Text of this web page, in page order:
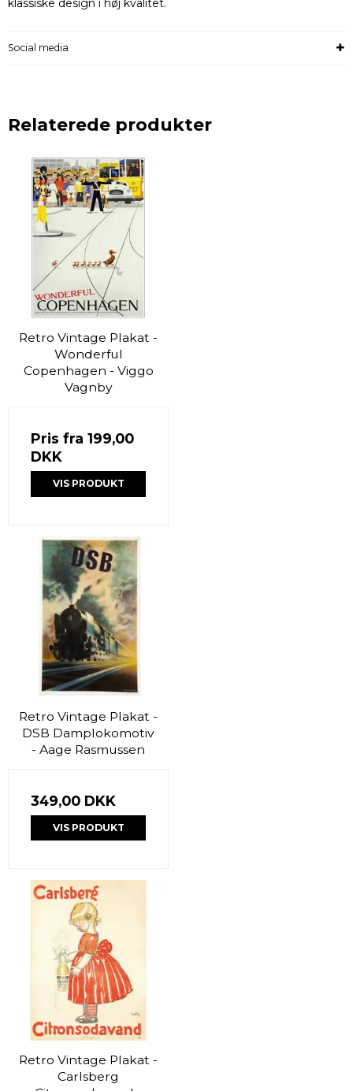
klassiske design i høj kvalitet.
Social media
Relaterede produkter
Retro Vintage Plakat -
Wonderful
Copenhagen - Viggo
Vagnby
Pris fra 199,00
DKK
VIS PRODUKT
Retro Vintage Plakat -
DSB Damplokomotiv
- Aage Rasmussen
349,00 DKK
VIS PRODUKT
Retro Vintage Plakat -
Carlsberg